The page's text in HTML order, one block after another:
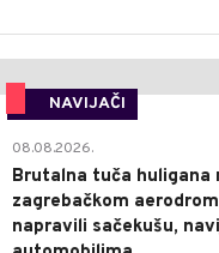
NAVIJAČI
08.08.2026.
Brutalna tuča huligana
zagrebačkom
napravili sačekušu,